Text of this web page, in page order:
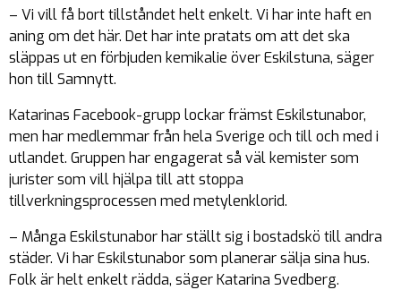
– Vi vill få bort tillståndet helt enkelt. Vi har inte haft en
aning om det här. Det har inte pratats om att det ska
släppas ut en förbjuden kemikalie över Eskilstuna, säger
hon till Samnytt.
Katarinas Facebook-grupp lockar främst Eskilstunabor,
men har medlemmar från hela Sverige och till och med i
utlandet. Gruppen har engagerat så väl kemister som
jurister som vill hjälpa till att stoppa
tillverkningsprocessen med metylenklorid.
– Många Eskilstunabor har ställt sig i bostadskö till andra
städer. Vi har Eskilstunabor som planerar sälja sina hus.
Folk är helt enkelt rädda, säger Katarina Svedberg.